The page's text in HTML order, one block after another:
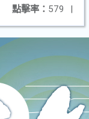
點擊率： 579 |